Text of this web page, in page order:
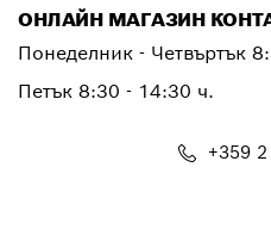
ОНЛАЙН МАГАЗИН
Понеделник - Четвъртък
Петък 8:30 - 14:30 ч.
+359